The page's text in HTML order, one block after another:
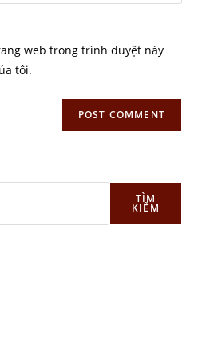
web trong trình duyệt này
tôi.
TÌM
KIẾM